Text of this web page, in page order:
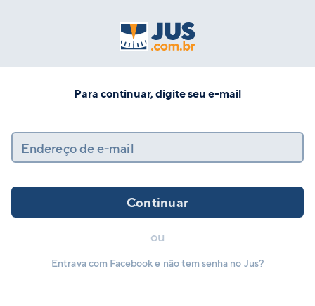
Para continuar, digite seu e-mail
Endereço de e-mail
Continuar
ou
Entrava com Facebook e não tem senha no Jus?